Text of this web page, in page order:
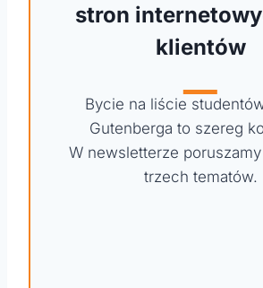
stron
klientów
Bycie na liście
Gutenberga to szereg
W newsletterze poruszamy
trzech tematów.